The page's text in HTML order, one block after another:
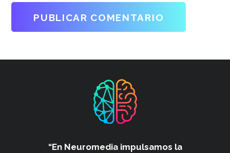
“En Neuromedia impulsamos la